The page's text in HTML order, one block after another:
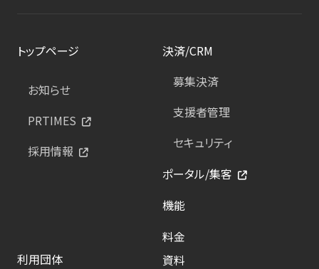
トップページ
お知らせ
PRTIMES
採用情報
決済/CRM
募集決済
支援者管理
セキュリティ
ポータル/集客
機能
料金
利用団体
資料